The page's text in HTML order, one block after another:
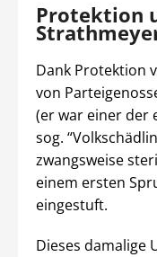
Protektion
Dank Protektion
von
(er war einer der
sog.
zwangsweise
einem ersten
eingestuft.
Dieses damalige